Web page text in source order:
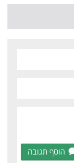
הוסף תגובה